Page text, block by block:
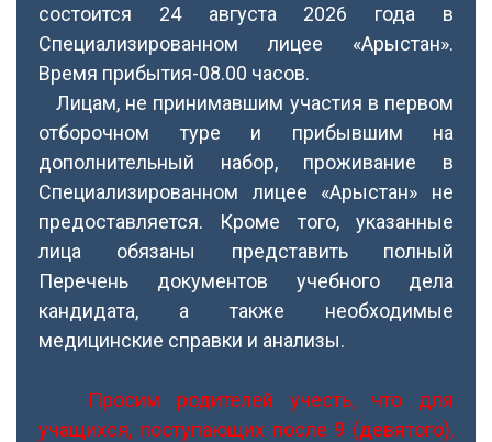
состоится 24 августа 2026 года в
Специализированном лицее «Арыстан».
Время прибытия-08.00 часов.
Лицам, не принимавшим участия в первом
отборочном туре и прибывшим на
дополнительный набор, проживание в
Специализированном лицее «Арыстан» не
предоставляется. Кроме того, указанные
лица обязаны представить полный
Перечень документов учебного дела
кандидата, а также необходимые
медицинские справки и анализы.
Просим родителей учесть, что для
учащихся, поступающих после 9 (девятого),